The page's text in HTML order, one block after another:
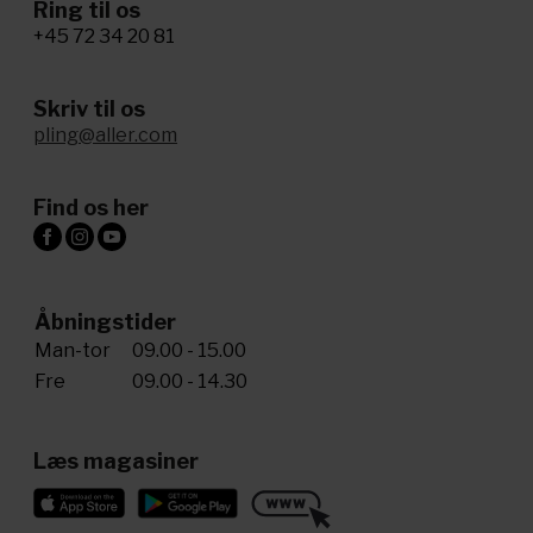
Ring til os
+45 72 34 20 81
Skriv til os
pling@aller.com
Find os her
Åbningstider
Man-tor
09.00 - 15.00
Fre
09.00 - 14.30
Læs magasiner